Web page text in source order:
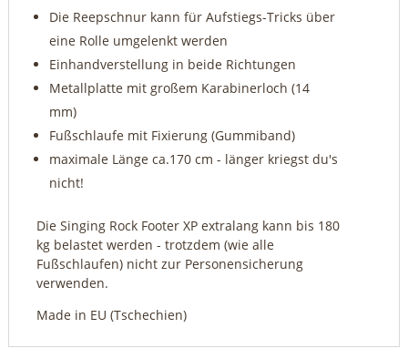
Die Reepschnur kann für Aufstiegs-Tricks über
eine Rolle umgelenkt werden
Einhandverstellung in beide Richtungen
Metallplatte mit großem Karabinerloch (14
mm)
Fußschlaufe mit Fixierung (Gummiband)
maximale Länge ca.170 cm - länger kriegst du's
nicht!
Die Singing Rock Footer XP extralang kann bis 180
kg belastet werden - trotzdem (wie alle
Fußschlaufen) nicht zur Personensicherung
verwenden.
Made in EU (Tschechien)